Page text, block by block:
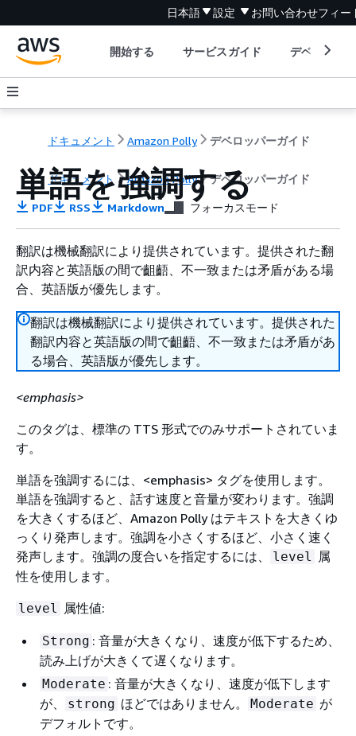
日本語 設定 お問い合わせフィー
開始する サービスガイド デベロッパ
ドキュメント Amazon Polly デベロッパーガイド
ドキュメント Amazon Polly デベロッパーガイド
単語を強調する
PDF RSS Markdown フォーカスモード
翻訳は機械翻訳により提供されています。提供された翻
訳内容と英語版の間で齟齬、不一致または矛盾がある場
合、英語版が優先します。
翻訳は機械翻訳により提供されています。提供された
翻訳内容と英語版の間で齟齬、不一致または矛盾があ
る場合、英語版が優先します。
<emphasis>
このタグは、標準の TTS 形式でのみサポートされていま
す。
単語を強調するには、<emphasis> タグを使用します。
単語を強調すると、話す速度と音量が変わります。強調
を大きくするほど、Amazon Polly はテキストを大きくゆ
っくり発声します。強調を小さくするほど、小さく速く
発声します。強調の度合いを指定するには、
level 属
性を使用します。
level 属性値:
Strong : 音量が大きくなり、速度が低下するため、
読み上げが大きくて遅くなります。
Moderate : 音量が大きくなり、速度が低下します
が、
strong ほどではありません。 Moderate が
デフォルトです。